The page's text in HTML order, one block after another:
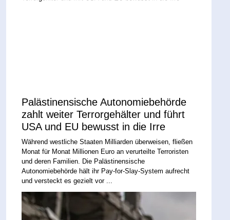
Palästinensische Autonomiebehörde
zahlt weiter Terrorgehälter und führt
USA und EU bewusst in die Irre
Während westliche Staaten Milliarden überweisen, fließen
Monat für Monat Millionen Euro an verurteilte Terroristen
und deren Familien. Die Palästinensische
Autonomiebehörde hält ihr Pay-for-Slay-System aufrecht
und versteckt es gezielt vor ...